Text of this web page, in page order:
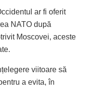
ar fi oferit
NATO după
Moscovei, aceste
viitoare să
a evita, în